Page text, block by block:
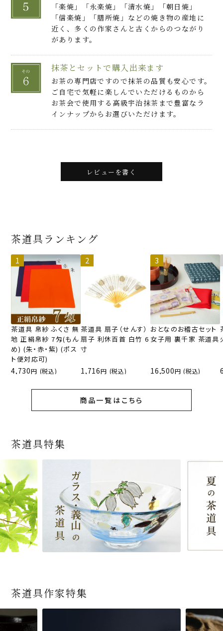
「楽焼」「永楽焼」「清水焼」「朝日焼」
「信楽焼」「膳所焼」などの焼き物の産地に
近く、多くの作家さんと古くからのつながり
があります。
抹茶とセットで購入出来ます
お茶の専門店ですので抹茶の品質も安心です。
ご自宅で気軽に楽しんでいただけるものから
お茶会で使用する高級宇治抹茶まで豊富なラ
インナップからお選びいただけます。
レビューを書く
茶道具ランキング
茶道具 帛紗 ふくさ 無
地 正絹帛紗 7匁(もん
め) (朱・赤・紫) (ポス
ト便対応可)
4,730 (税込)
茶道具 扇子（せんす）
扇子 利休百首 白竹 6
寸
1,716 (税込)
おとなのお稽古セット
女子用 裏千家 茶道具
16,500 (税込)
商品一覧はこちら
茶道具特集
茶道具作家特集